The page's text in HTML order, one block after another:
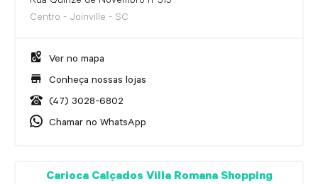
Centro - Joinville - SC
Ver no mapa
Conheça nossas lojas
(47) 3028-6802
Chamar no WhatsApp
Carioca Calçados Villa Romana Shopping